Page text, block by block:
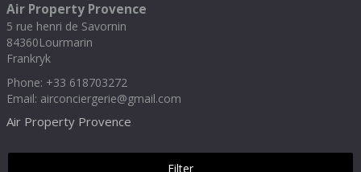
Filter
Air Property Provence
5 rue henri de Savornin
84360Lourmarin
Frankryk
Phone: +33 618703272
Email: airconciergerie@gmail.com
Air Property Provence